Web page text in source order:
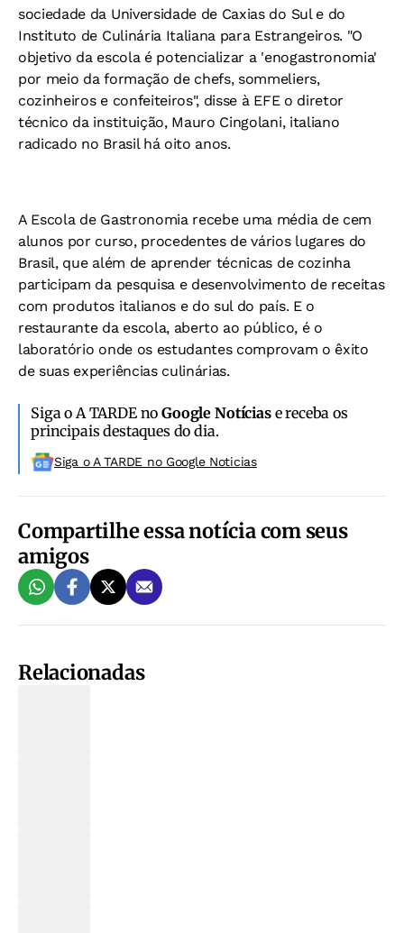
sociedade da Universidade de Caxias do Sul e do
Instituto de Culinária Italiana para Estrangeiros. "O
objetivo da escola é potencializar a 'enogastronomia'
por meio da formação de chefs, sommeliers,
cozinheiros e confeiteiros", disse à EFE o diretor
técnico da instituição, Mauro Cingolani, italiano
radicado no Brasil há oito anos.
A Escola de Gastronomia recebe uma média de cem
alunos por curso, procedentes de vários lugares do
Brasil, que além de aprender técnicas de cozinha
participam da pesquisa e desenvolvimento de receitas
com produtos italianos e do sul do país. E o
restaurante da escola, aberto ao público, é o
laboratório onde os estudantes comprovam o êxito
de suas experiências culinárias.
Siga o A TARDE noGoogle Notíciase receba os
principais destaques do dia.
Siga o A TARDE no Google Noticias
Compartilhe essa notícia com seus
amigos
Relacionadas